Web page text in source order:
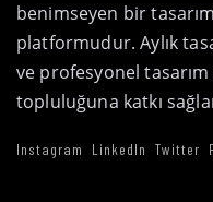
benimseyen bir
platformudur. Aylık
ve profesyonel
topluluğuna katkı
Instagram LinkedIn Twitter